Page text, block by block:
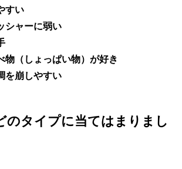
すい
シャーに弱い
（しょっぱい物）が好き
を崩しやすい
のタイプに当てはまりまし